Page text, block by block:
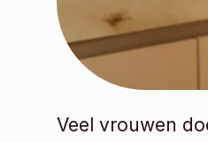
Veel vrouwen